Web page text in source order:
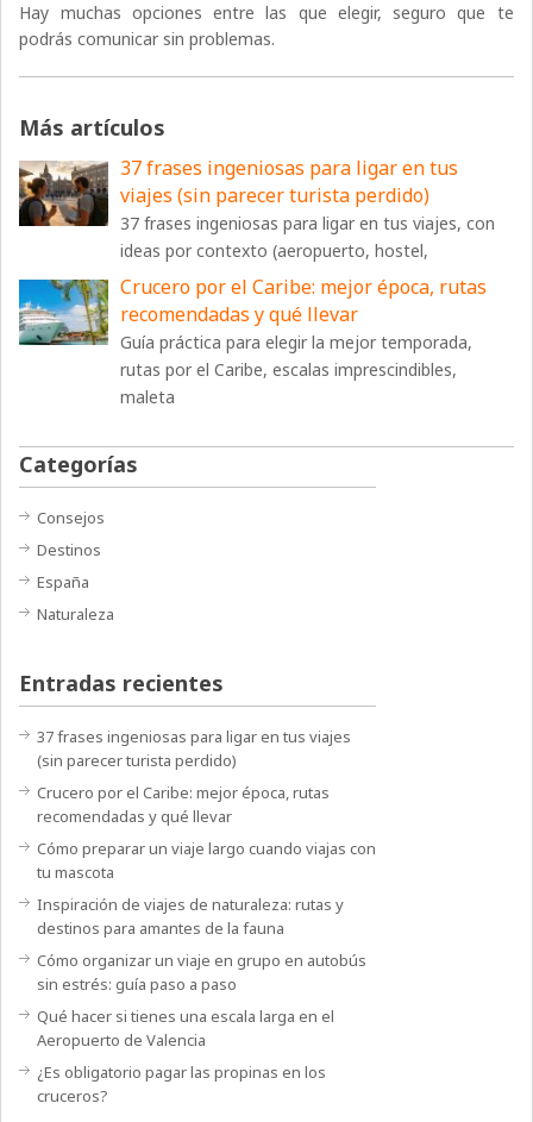
Hay muchas opciones entre las que elegir, seguro que te
podrás comunicar sin problemas.
Más artículos
37 frases ingeniosas para ligar en tus
viajes (sin parecer turista perdido)
37 frases ingeniosas para ligar en tus viajes, con
ideas por contexto (aeropuerto, hostel,
Crucero por el Caribe: mejor época, rutas
recomendadas y qué llevar
Guía práctica para elegir la mejor temporada,
rutas por el Caribe, escalas imprescindibles,
maleta
Categorías
Consejos
Destinos
España
Naturaleza
Entradas recientes
37 frases ingeniosas para ligar en tus viajes
(sin parecer turista perdido)
Crucero por el Caribe: mejor época, rutas
recomendadas y qué llevar
Cómo preparar un viaje largo cuando viajas con
tu mascota
Inspiración de viajes de naturaleza: rutas y
destinos para amantes de la fauna
Cómo organizar un viaje en grupo en autobús
sin estrés: guía paso a paso
Qué hacer si tienes una escala larga en el
Aeropuerto de Valencia
¿Es obligatorio pagar las propinas en los
cruceros?